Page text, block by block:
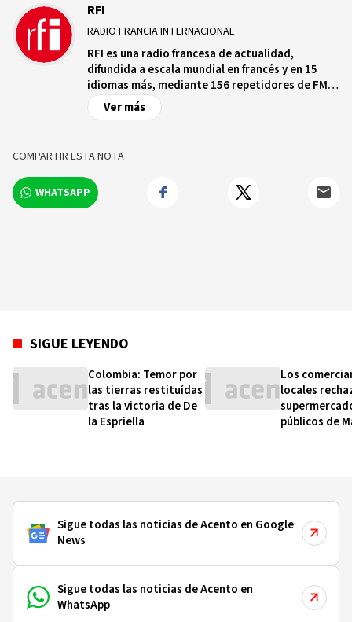
RFI
RADIO FRANCIA INTERNACIONAL
RFI es una radio francesa de actualidad,
difundida a escala mundial en francés y en 15
idiomas más, mediante 156 repetidores de FM
en ondas medias y cortas en una treintena de
satélites a destino de los cinco continentes, en
emiten sus programas.
Ver más
COMPARTIR ESTA NOTA
WHATSAPP
SIGUE LEYENDO
Colombia: Temor por
las tierras restituídas
tras la victoria de De
la Espriella
Los
locales
públicos de
Sigue todas las noticias de Acento en Google
News
Sigue todas las noticias de Acento en
WhatsApp